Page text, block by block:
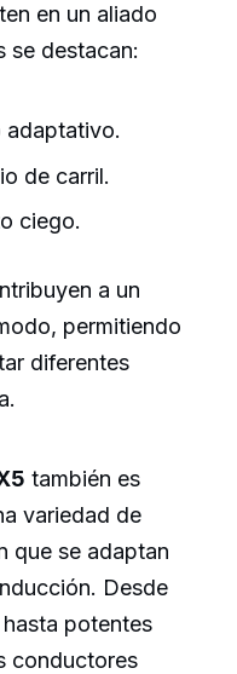
en un aliado
se destacan:
adaptativo.
de carril.
ciego.
a un
permitiendo
diferentes
también es
variedad de
que se adaptan
Desde
potentes
conductores